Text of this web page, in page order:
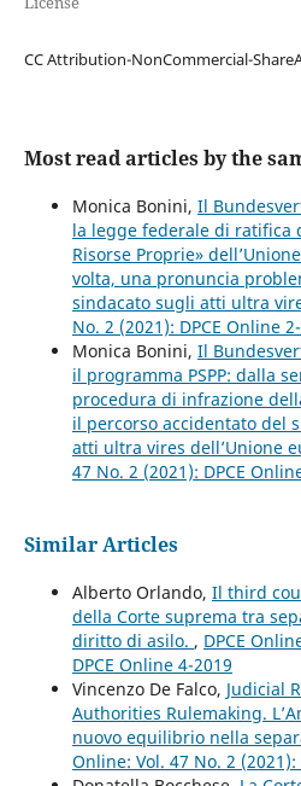
CC Attribution-NonCommercial-
Most read articles by the
Monica Bonini, Il
la legge federale di ratifica
Risorse Proprie»
volta, una pronuncia
sindacato sugli atti ultra
No. 2 (2021): DPCE Online
Monica Bonini, Il
il programma PSPP: dalla
procedura di infrazione
il percorso accidentato del
atti ultra vires dell’Unione
47 No. 2 (2021): DPCE
Similar Articles
Alberto Orlando, Il third
della Corte suprema tra
diritto di asilo. , DPCE
DPCE Online 4-2019
Vincenzo De Falco, Judicial
Authorities Rulemaking.
nuovo equilibrio nella
Online: Vol. 47 No. 2 (2021):